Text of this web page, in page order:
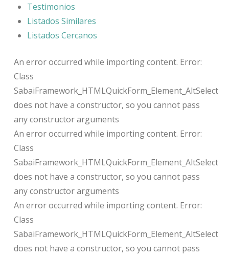
Testimonios
Listados Similares
Listados Cercanos
An error occurred while importing content. Error:
Class
SabaiFramework_HTMLQuickForm_Element_AltSelect
does not have a constructor, so you cannot pass
any constructor arguments
An error occurred while importing content. Error:
Class
SabaiFramework_HTMLQuickForm_Element_AltSelect
does not have a constructor, so you cannot pass
any constructor arguments
An error occurred while importing content. Error:
Class
SabaiFramework_HTMLQuickForm_Element_AltSelect
does not have a constructor, so you cannot pass